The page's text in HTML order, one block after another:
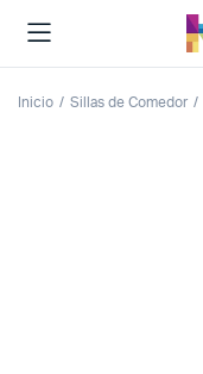
Inicio Sillas de Comedor